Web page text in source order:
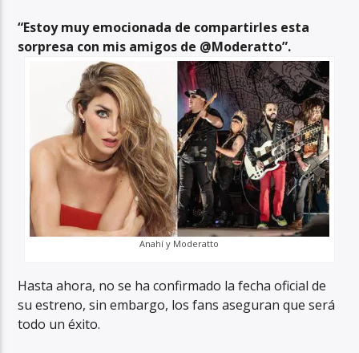
“Estoy muy emocionada de compartirles esta
sorpresa con mis amigos de @Moderatto”.
Anahí y Moderatto
Hasta ahora, no se ha confirmado la fecha oficial de
su estreno, sin embargo, los fans aseguran que será
todo un éxito.